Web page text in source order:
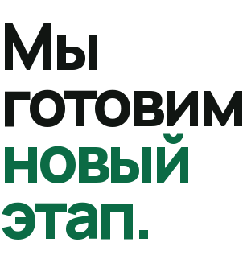
Мы
готовим
новый
этап.